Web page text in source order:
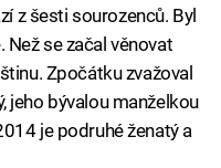
z šesti sourozenců. Byl
se začal věnovat
Zpočátku zvažoval
jeho bývalou manželkou
je podruhé ženatý a